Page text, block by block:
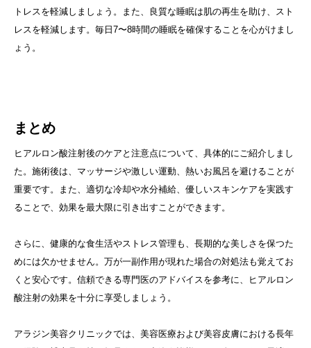
トレスを軽減しましょう。また、良質な睡眠は肌の再生を助け、スト
レスを軽減します。毎日7〜8時間の睡眠を確保することを心がけまし
ょう。
まとめ
ヒアルロン酸注射後のケアと注意点について、具体的にご紹介しまし
た。施術後は、マッサージや激しい運動、熱いお風呂を避けることが
重要です。また、適切な冷却や水分補給、優しいスキンケアを実践す
ることで、効果を最大限に引き出すことができます。
さらに、健康的な食生活やストレス管理も、長期的な美しさを保つた
めには欠かせません。万が一副作用が現れた場合の対処法も覚えてお
くと安心です。信頼できる専門医のアドバイスを参考に、ヒアルロン
酸注射の効果を十分に享受しましょう。
アラジン美容クリニックでは、美容医療および美容皮膚における長年